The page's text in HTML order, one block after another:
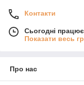
Контакти
Сьогодні
Показати весь
Про нас